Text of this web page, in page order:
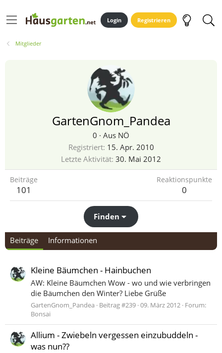
Login Registrieren
Mitglieder
GartenGnom_Pandea
0 · Aus NÖ
Registriert 15. Apr. 2010
Letzte Aktivität 30. Mai 2012
Beiträge
101
Reaktionspunkte
0
Finden
Beiträge Informationen
Kleine Bäumchen - Hainbuchen
AW: Kleine Bäumchen Wow - wo und wie verbringen
die Bäumchen den Winter? Liebe Grüße
GartenGnom_Pandea Beitrag #239 09. März 2012 Forum:
Bonsai
Allium - Zwiebeln vergessen einzubuddeln -
was nun??